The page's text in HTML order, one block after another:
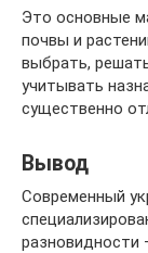
Это основные
почвы и
выбрать,
учитывать
существенно
Вывод
Современный
разновидности